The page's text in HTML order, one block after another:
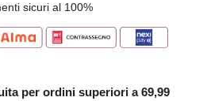
sicuri al 100%
per ordini superiori a 69,99